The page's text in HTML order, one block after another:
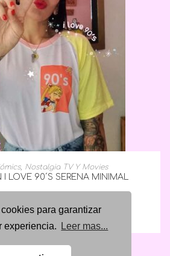
para garantizar
experiencia.
Leer mas...
OPCIONES
, Nostalgia TV Y Movies
LOVE 90´S SERENA MINIMAL
$78,000.00